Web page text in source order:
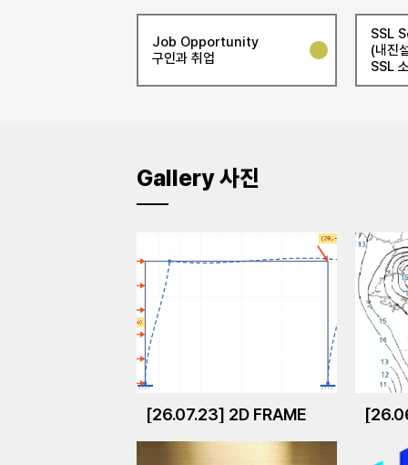
Job Opportunity
구인과 취업
SSL
(내진
SSL
Gallery 사진
[26.07.23] 2D FRAME